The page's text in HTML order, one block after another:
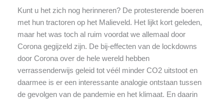
Kunt u het zich nog herinneren? De protesterende boeren
met hun tractoren op het Malieveld. Het lijkt kort geleden,
maar het was toch al ruim voordat we allemaal door
Corona gegijzeld zijn. De bij-effecten van de lockdowns
door Corona over de hele wereld hebben
verrassenderwijs geleid tot véél minder CO2 uitstoot en
daarmee is er een interessante analogie ontstaan tussen
de gevolgen van de pandemie en het klimaat. En daarin